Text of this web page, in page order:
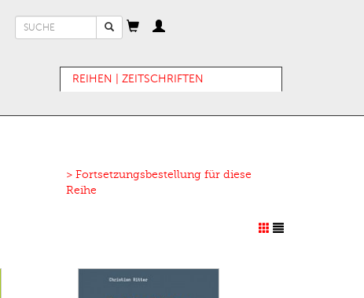
Suchformular
REIHEN | ZEITSCHRIFTEN
> Fortsetzungsbestellung für diese
Reihe